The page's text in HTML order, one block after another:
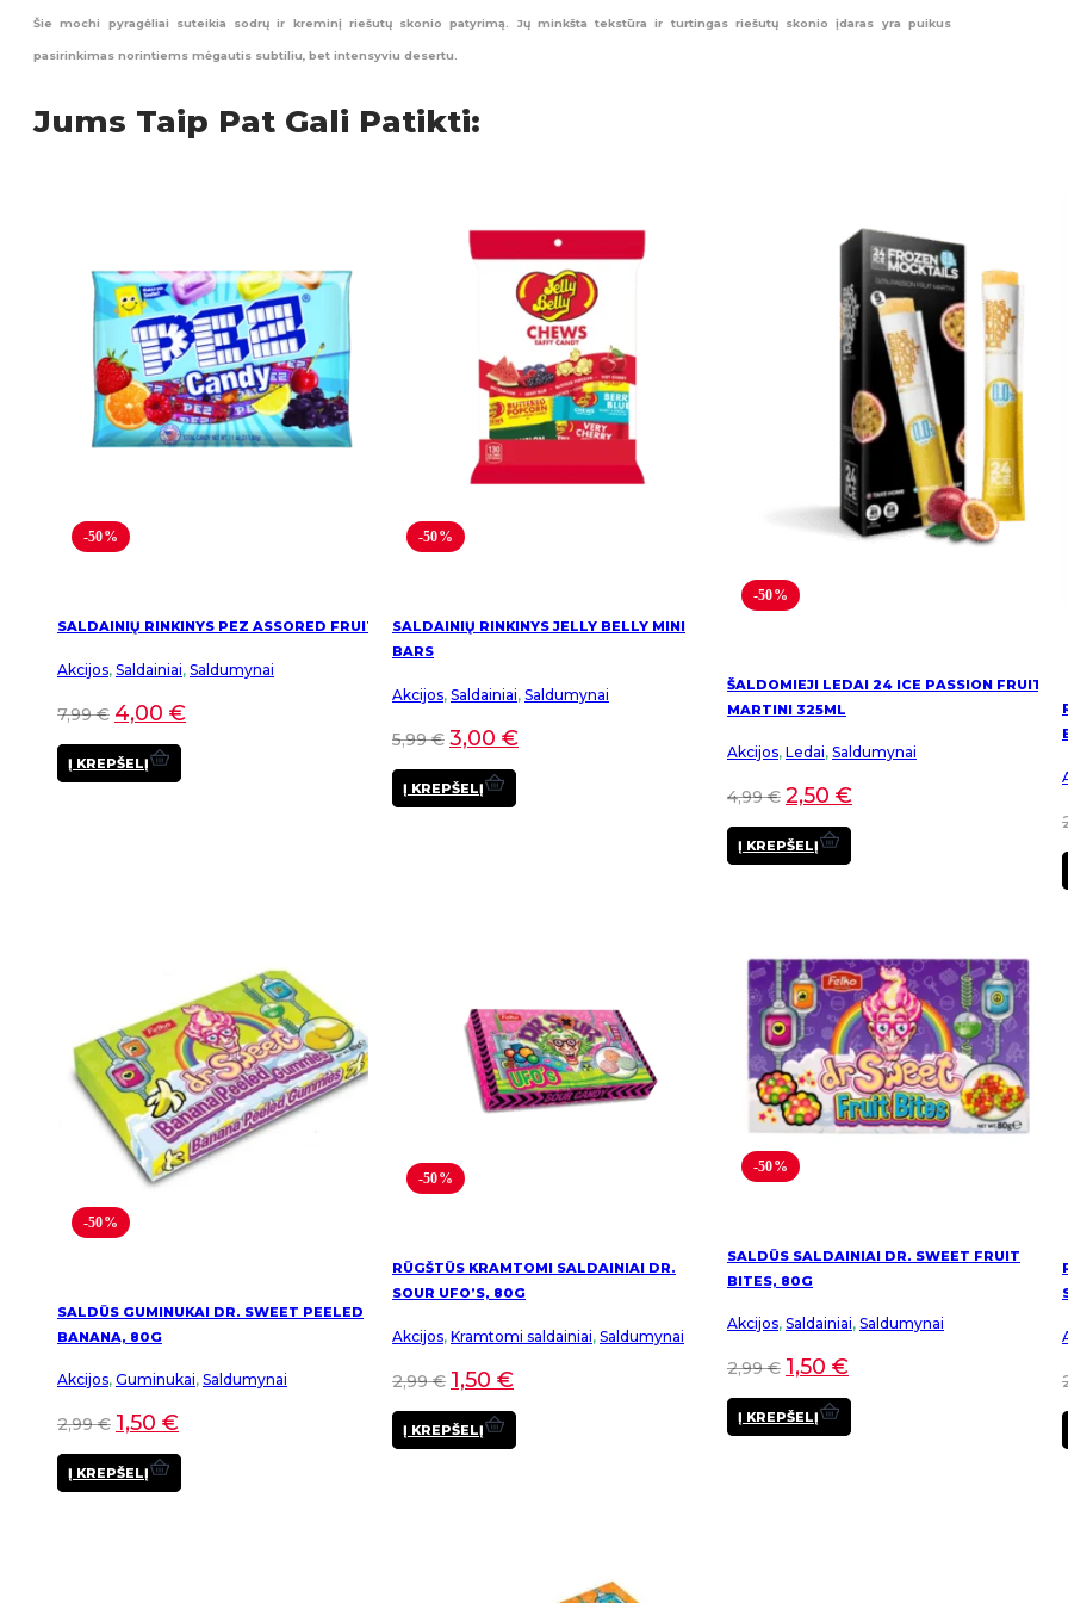
Šie mochi pyragėliai suteikia sodrų ir kreminį riešutų skonio patyrimą. Jų minkšta tekstūra ir turtingas riešutų skonio įdaras yra puikus
pasirinkimas norintiems mėgautis subtiliu, bet intensyviu desertu.
Jums Taip Pat Gali Patikti:
-50%
SALDAINIŲ RINKINYS PEZ ASSORED FRUIT
Akcijos, Saldainiai, Saldumynai
7,99€ 4,00 €
Į KREPŠELĮ
-50%
SALDAINIŲ RINKINYS JELLY BELLY MINI
BARS
Akcijos, Saldainiai, Saldumynai
5,99€ 3,00 €
Į KREPŠELĮ
-50%
ŠALDOMIEJI LEDAI 24 ICE PASSION FRUIT
MARTINI 325ML
Akcijos, Ledai, Saldumynai
4,99€ 2,50 €
Į KREPŠELĮ
-50%
SALDŪS GUMINUKAI DR. SWEET PEELED
BANANA, 80G
Akcijos, Guminukai, Saldumynai
2,99€ 1,50 €
Į KREPŠELĮ
-50%
RŪGŠTŪS KRAMTOMI SALDAINIAI DR.
SOUR UFO’S, 80G
Akcijos, Kramtomi saldainiai, Saldumynai
2,99€ 1,50 €
Į KREPŠELĮ
-50%
SALDŪS SALDAINIAI DR. SWEET FRUIT
BITES, 80G
Akcijos, Saldainiai, Saldumynai
2,99€ 1,50 €
Į KREPŠELĮ